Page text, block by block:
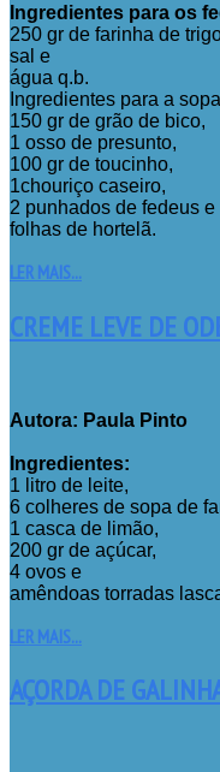
Ingredientes para os
250 gr de farinha de
sal e
água q.b.
Ingredientes para a
150 gr de grão de bico,
1 osso de presunto,
100 gr de toucinho,
1chouriço caseiro,
2 punhados de fedeus e
folhas de hortelã.
LER MAIS...
CREME LEVE DE
Autora: Paula Pinto
Ingredientes:
1 litro de leite,
6 colheres de sopa de
1 casca de limão,
200 gr de açúcar,
4 ovos e
amêndoas torradas
LER MAIS...
AÇORDA DE